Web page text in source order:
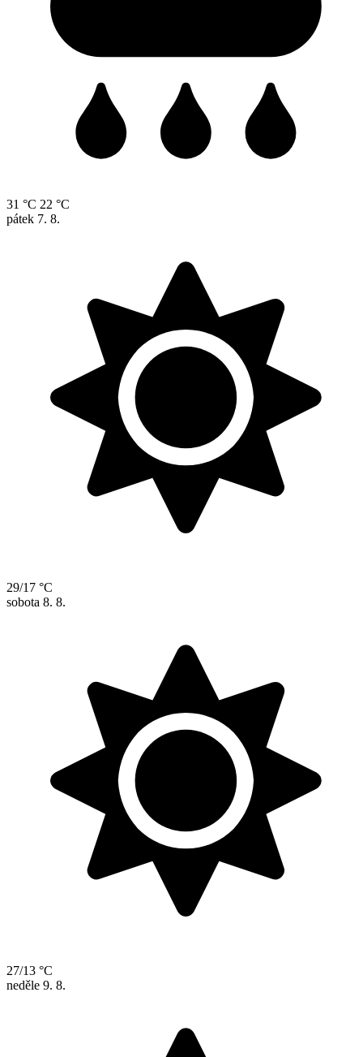
31 °C 22 °C
pátek 7. 8.
29/17 °C
sobota 8. 8.
27/13 °C
neděle 9. 8.